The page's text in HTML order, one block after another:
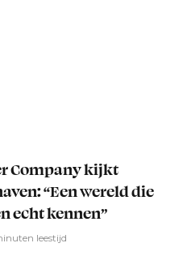
Company kijkt
“Een wereld die
echt kennen”
leestijd